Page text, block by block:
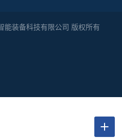
装备科技有限公司 版权所有